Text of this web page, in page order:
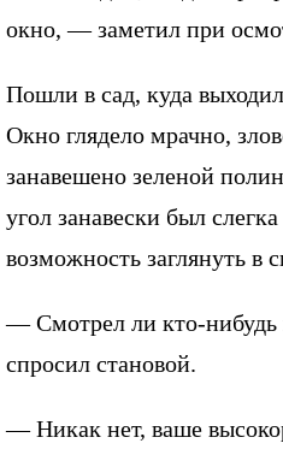
окно, — заметил при
Пошли в сад, куда
Окно глядело мрачно,
занавешено зеленой
угол занавески был
возможность заглянуть в
— Смотрел ли кто-нибудь
спросил становой.
— Никак нет, ваше